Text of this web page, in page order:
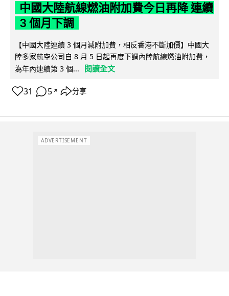
中國大陸航線燃油附加費今日再降 連續
3 個月下調
【中國大陸連續 3 個月減附加費，相反香港不斷加價】中國大
陸多家航空公司自 8 月 5 日起再度下調內陸航線燃油附加費，
為年內連續第 3 個...
閱讀全文
31 5 ↗ 分享
ADVERTISEMENT